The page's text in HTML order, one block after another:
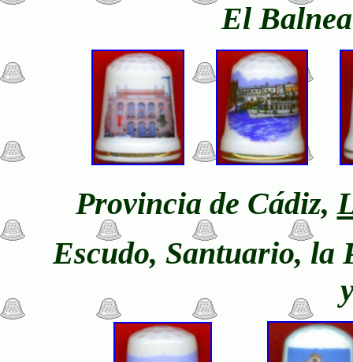
El
Provincia de Cádiz,
Escudo, Santuario, la